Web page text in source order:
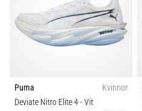
Puma
Kvinnor
Deviate Nitro Elite 4- Vit